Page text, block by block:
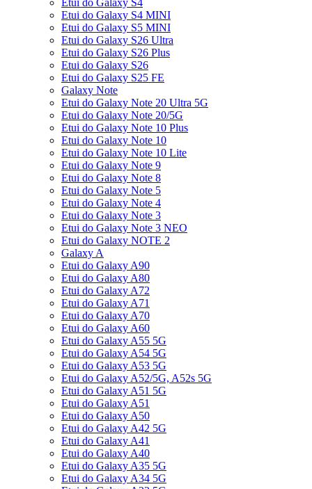
Etui do Galaxy S4
Etui do Galaxy S4 MINI
Etui do Galaxy S5 MINI
Etui do Galaxy S26 Ultra
Etui do Galaxy S26 Plus
Etui do Galaxy S26
Etui do Galaxy S25 FE
Galaxy Note
Etui do Galaxy Note 20 Ultra 5G
Etui do Galaxy Note 20/5G
Etui do Galaxy Note 10 Plus
Etui do Galaxy Note 10
Etui do Galaxy Note 10 Lite
Etui do Galaxy Note 9
Etui do Galaxy Note 8
Etui do Galaxy Note 5
Etui do Galaxy Note 4
Etui do Galaxy Note 3
Etui do Galaxy Note 3 NEO
Etui do Galaxy NOTE 2
Galaxy A
Etui do Galaxy A90
Etui do Galaxy A80
Etui do Galaxy A72
Etui do Galaxy A71
Etui do Galaxy A70
Etui do Galaxy A60
Etui do Galaxy A55 5G
Etui do Galaxy A54 5G
Etui do Galaxy A53 5G
Etui do Galaxy A52/5G, A52s 5G
Etui do Galaxy A51 5G
Etui do Galaxy A51
Etui do Galaxy A50
Etui do Galaxy A42 5G
Etui do Galaxy A41
Etui do Galaxy A40
Etui do Galaxy A35 5G
Etui do Galaxy A34 5G